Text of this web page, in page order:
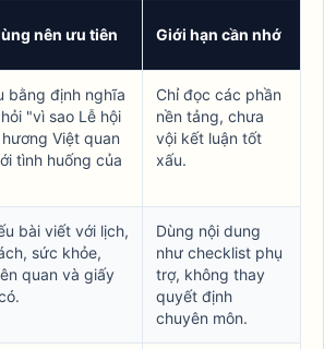
nên ưu tiên Giới hạn cần nhớ
bằng định nghĩa
"vì sao Lễ hội
Việt quan
tình huống của
Chỉ đọc các phần
nền tảng, chưa
vội kết luận tốt
xấu.
bài viết với lịch,
sức khỏe,
quan và giấy
Dùng nội dung
như checklist phụ
trợ, không thay
quyết định
chuyên môn.